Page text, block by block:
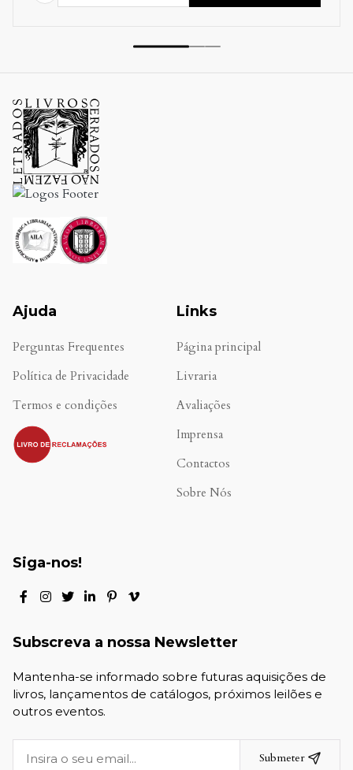
Ajuda
Perguntas Frequentes
Política de Privacidade
Termos e condições
.
Links
Página principal
Livraria
Avaliações
Imprensa
Contactos
Sobre Nós
Siga-nos!
Subscreva a nossa Newsletter
Mantenha-se informado sobre futuras aquisições de
livros, lançamentos de catálogos, próximos leilões e
outros eventos.
Submeter